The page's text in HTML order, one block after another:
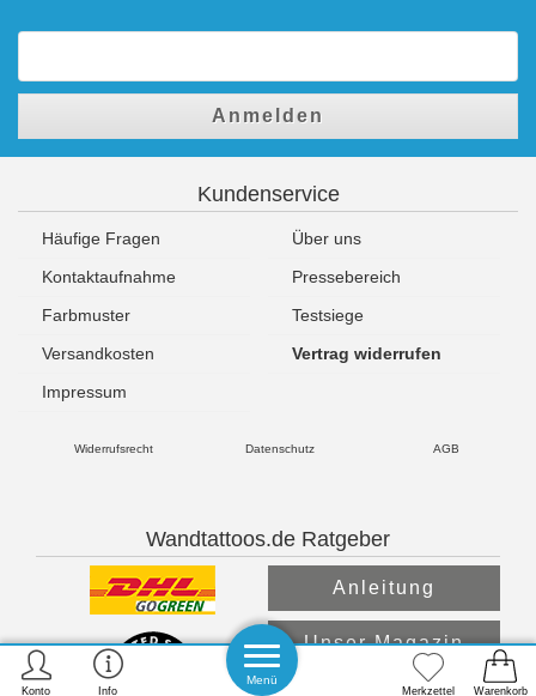
Anmelden
Kundenservice
Häufige Fragen
Über uns
Kontaktaufnahme
Pressebereich
Farbmuster
Testsiege
Versandkosten
Vertrag widerrufen
Impressum
Widerrufsrecht Datenschutz AGB
Wandtattoos.de Ratgeber
Anleitung
Unser Magazin
Warenkorb
Merkzettel
Menü
Konto Info